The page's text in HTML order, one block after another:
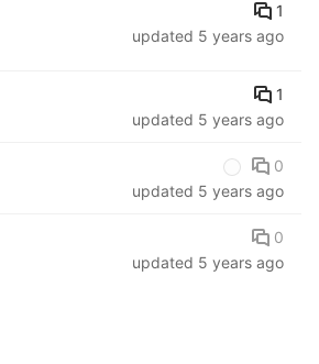
1
updated 5 years ago
1
updated 5 years ago
0
updated 5 years ago
0
updated 5 years ago